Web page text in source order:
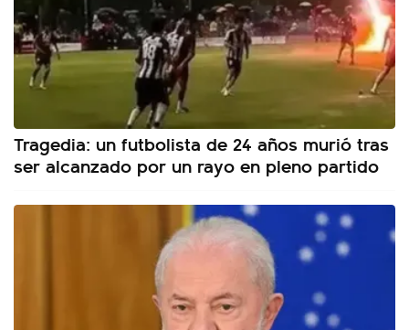
Tragedia: un futbolista de 24 años murió tras
ser alcanzado por un rayo en pleno partido